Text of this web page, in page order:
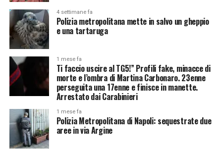
4 settimane fa
Polizia metropolitana mette in salvo un gheppio
e una tartaruga
1 mese fa
Ti faccio uscire al TG5!” Profili fake, minacce di
morte e l’ombra di Martina Carbonaro. 23enne
perseguita una 17enne e finisce in manette.
Arrestato dai Carabinieri
1 mese fa
Polizia Metropolitana di Napoli: sequestrate due
aree in via Argine